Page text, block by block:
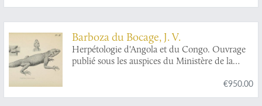
Barboza du Bocage, J. V.
Herpétologie d'Angola et du Congo. Ouvrage
publié sous les auspices du Ministère de la
€950.00